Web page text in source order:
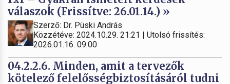
válaszok (Frissítve: 26.01.14.) »
Szerző: Dr. Püski András
Közzétéve: 2024.10.29. 21:21 | Utolsó frissítés:
2026.01.16. 09:00
04.2.2.6. Minden, amit a tervezők
kötelező felelősségbiztosításáról tudni